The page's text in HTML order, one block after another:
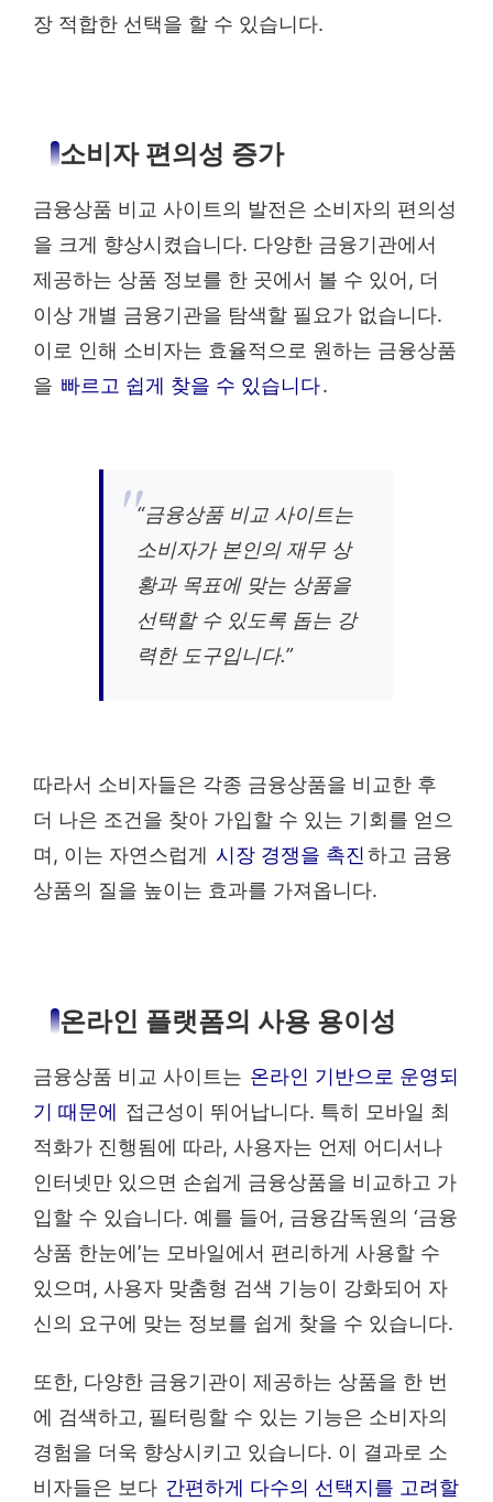
장 적합한 선택을 할 수 있습니다.
소비자 편의성 증가
금융상품 비교 사이트의 발전은 소비자의 편의성
을 크게 향상시켰습니다. 다양한 금융기관에서
제공하는 상품 정보를 한 곳에서 볼 수 있어, 더
이상 개별 금융기관을 탐색할 필요가 없습니다.
이로 인해 소비자는 효율적으로 원하는 금융상품
을 빠르고 쉽게 찾을 수 있습니다.
“금융상품 비교 사이트는
소비자가 본인의 재무 상
황과 목표에 맞는 상품을
선택할 수 있도록 돕는 강
력한 도구입니다.”
따라서 소비자들은 각종 금융상품을 비교한 후
더 나은 조건을 찾아 가입할 수 있는 기회를 얻으
며, 이는 자연스럽게 시장 경쟁을 촉진하고 금융
상품의 질을 높이는 효과를 가져옵니다.
온라인 플랫폼의 사용 용이성
금융상품 비교 사이트는 온라인 기반으로 운영되
기 때문에 접근성이 뛰어납니다. 특히 모바일 최
적화가 진행됨에 따라, 사용자는 언제 어디서나
인터넷만 있으면 손쉽게 금융상품을 비교하고 가
입할 수 있습니다. 예를 들어, 금융감독원의 ‘금융
상품 한눈에’는 모바일에서 편리하게 사용할 수
있으며, 사용자 맞춤형 검색 기능이 강화되어 자
신의 요구에 맞는 정보를 쉽게 찾을 수 있습니다.
또한, 다양한 금융기관이 제공하는 상품을 한 번
에 검색하고, 필터링할 수 있는 기능은 소비자의
경험을 더욱 향상시키고 있습니다. 이 결과로 소
비자들은 보다 간편하게 다수의 선택지를 고려할